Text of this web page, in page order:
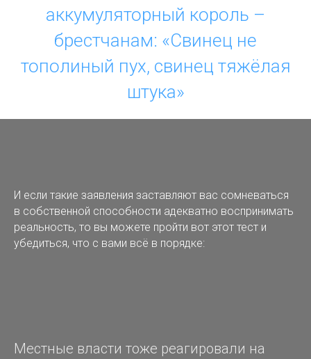
аккумуляторный король –
брестчанам: «Свинец не
тополиный пух, свинец тяжёлая
штука»
И если такие заявления заставляют вас сомневаться
в собственной способности адекватно воспринимать
реальность, то вы можете пройти вот этот тест и
убедиться, что с вами всё в порядке:
Местные власти тоже реагировали на